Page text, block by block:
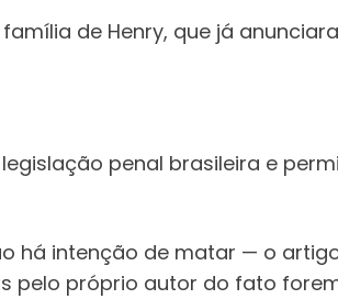
de Henry, que já
penal brasileira e
intenção de matar — o
pelo próprio autor do fato